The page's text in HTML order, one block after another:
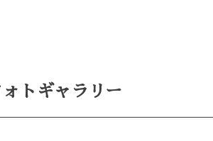
ォトギャラリー